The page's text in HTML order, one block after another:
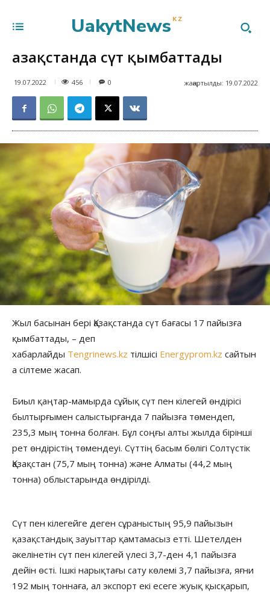
UakytNews KZ
Қазақстанда сүт қымбаттады
19.07.2022 456 жаңартылды: 19.07.2022
0
Жыл басынан бері Қазақстанда сүт бағасы 17 пайызға
қымбаттады, – деп
хабарлайды Tengrinews.kz тілшісі Energyprom.kz сайтын
а сілтеме жасап.
Биыл қаңтар-мамырда сұйық сүт пен кілегей өндірісі
былтырғымен салыстырғанда 7 пайызға төмендеп,
235,3 мың тонна болған. Бұл соңғы алты жылда бірінші
рет өндірістің төмендеуі. Сүттің басым бөлігі Солтүстік
Қазақстан (75,7 мың тонна) және Алматы (44,2 мың
тонна) облыстарында өндірілді.
Сүт пен кілегейге деген сұраныстың 95,9 пайызын
қазақстандық зауыттар қамтамасыз етті. Шетелден
әкелінетін сүт пен кілегей үлесі 3,7-ден 4,1 пайызға
дейін өсті. Ішкі нарықтағы сату көлемі 3,7 пайызға, яғни
192 мың тоннаға, ал экспорт екі есеге жуық қысқарып,